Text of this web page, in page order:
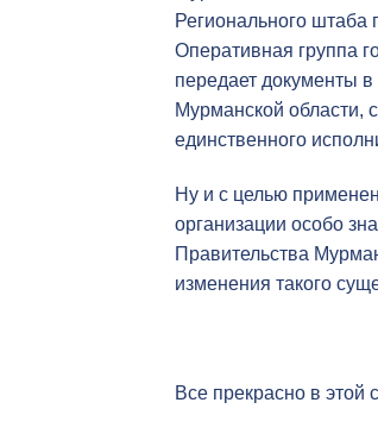
Регионального
Оперативная группа
передает документы
Мурманской области,
единственного
Ну и с целью
организации особо
Правительства
изменения такого
Все прекрасно в этой